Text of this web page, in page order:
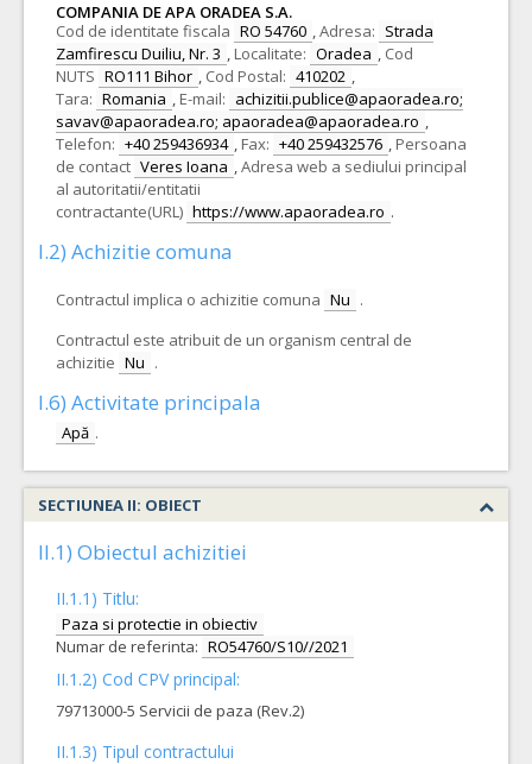
COMPANIA DE APA ORADEA S.A.
Cod de identitate fiscala RO 54760 ,Adresa: Strada
Zamfirescu Duiliu, Nr. 3 , Localitate: Oradea , Cod
NUTS RO111 Bihor , Cod Postal: 410202 ,
Tara: Romania , E-mail: achizitii.publice@apaoradea.ro;
savav@apaoradea.ro; apaoradea@apaoradea.ro ,
Telefon: +40 259436934 , Fax: +40 259432576 , Persoana
de contact Veres Ioana ,Adresa web a sediului principal
al autoritatii/entitatii
contractante(URL) https://www.apaoradea.ro .
I.2) Achizitie comuna
Contractul implica o achizitie comuna Nu .
Contractul este atribuit de un organism central de
achizitie Nu .
I.6) Activitate principala
Apă .
SECTIUNEA II: OBIECT
II.1) Obiectul achizitiei
II.1.1) Titlu:
Paza si protectie in obiectiv
Numar de referinta: RO54760/S10//2021
II.1.2) Cod CPV principal:
79713000-5 Servicii de paza (Rev.2)
II.1.3) Tipul contractului